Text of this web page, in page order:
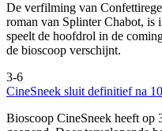
De verfilming van
roman van Splinter Chabot, is
speelt de hoofdrol in de
de bioscoop verschijnt.
3-6
CineSneek sluit definitief na
Bioscoop CineSneek heeft op